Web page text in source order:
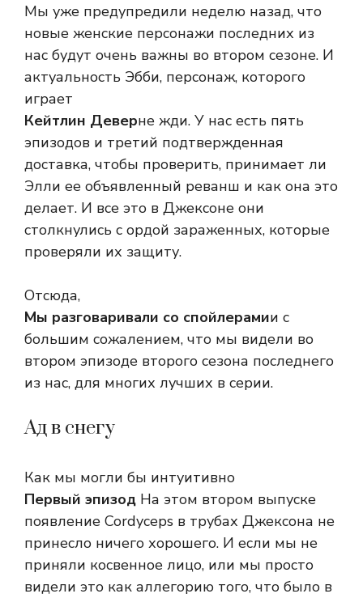
Мы уже предупредили неделю назад, что
новые женские персонажи последних из
нас будут очень важны во втором сезоне. И
актуальность Эбби, персонаж, которого
играет
Кейтлин Деверне жди. У нас есть пять
эпизодов и третий подтвержденная
доставка, чтобы проверить, принимает ли
Элли ее объявленный реванш и как она это
делает. И все это в Джексоне они
столкнулись с ордой зараженных, которые
проверяли их защиту.
Отсюда,
Мы разговаривали со спойлерамии с
большим сожалением, что мы видели во
втором эпизоде ​​второго сезона последнего
из нас, для многих лучших в серии.
Ад в снегу
Как мы могли бы интуитивно
Первый эпизод На этом втором выпуске
появление Cordyceps в трубах Джексона не
принесло ничего хорошего. И если мы не
приняли косвенное лицо, или мы просто
видели это как аллегорию того, что было в